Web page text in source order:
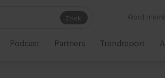
Zoek! Word
Podcast Partners Trendreport